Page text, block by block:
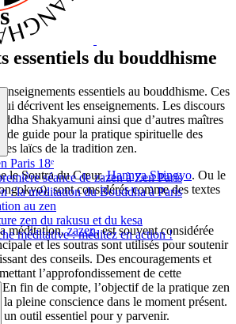
Paris 18ᵉ
séance de zazen à Zen Paris
: la méditation du Bouddha à Paris
au zen
zen du rakusu et du kesa
méditative : méditez en action !
essentiels du bouddhisme
essentiels au bouddhisme. Ces
décrivent les enseignements. Les discours
Shakyamuni ainsi que d’autres maîtres
de guide pour la pratique spirituelle des
laïcs de la tradition zen.
le Soutra du Cœur.Hannya Shingyo. Ou le
sont considérés comme des textes
méditation,zazen, est souvent considérée
et les soutras sont utilisés pour soutenir
des conseils. Des encouragements et
l’approfondissement de cette
fin de compte, l’objectif de la pratique zen
la pleine conscience dans le moment présent.
un outil essentiel pour y parvenir.